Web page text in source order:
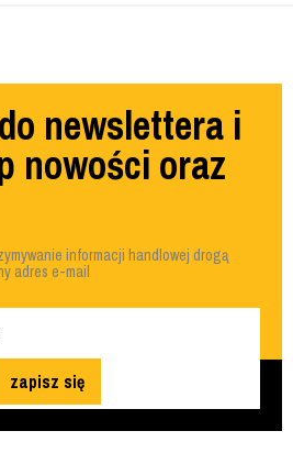
newslettera i
nowości oraz
informacji handlowej drogą
adres e-mail
zapisz się